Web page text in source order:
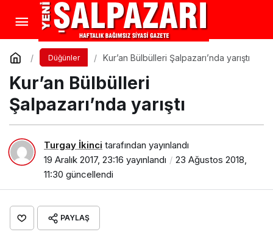
Düğünler Kur’an Bülbülleri Şalpazarı’nda yarıştı
Kur’an Bülbülleri
Şalpazarı’nda yarıştı
Turgay İkinci tarafından yayınlandı
19 Aralık 2017, 23:16 yayınlandı
23 Ağustos 2018,
11:30 güncellendi
PAYLAŞ